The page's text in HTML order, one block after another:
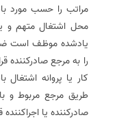
مراتب را حسب مورد
محل اشتغال متهم و
یادشده موظـف است
را به مرجع صادر‌کننده
کار یا پروانه اشتغال
طریق مرجع مربوط و
صادرکننده یا